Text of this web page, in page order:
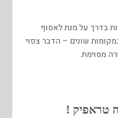
בדרך על מנת לאסוף
שונים – הדבר צפוי
מסוימת.
טראפיק !